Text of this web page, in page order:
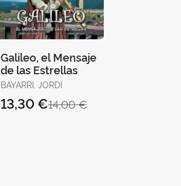
Galileo, el Mensaje
de las Estrellas
BAYARRI, JORDI
14,00 €
13,30 €